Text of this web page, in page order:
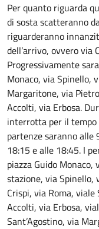
Per quanto riguarda
di sosta scatteranno
riguarderanno
dell’arrivo, ovvero via
Progressivamente
Monaco, via Spinello,
Margaritone, via
Accolti, via Erbosa.
interrotta per il tempo
partenze saranno alle
18:15 e alle 18:45. I
piazza Guido
stazione, via Spinello,
Crispi, via Roma,
Accolti, via Erbosa,
Sant’Agostino, via